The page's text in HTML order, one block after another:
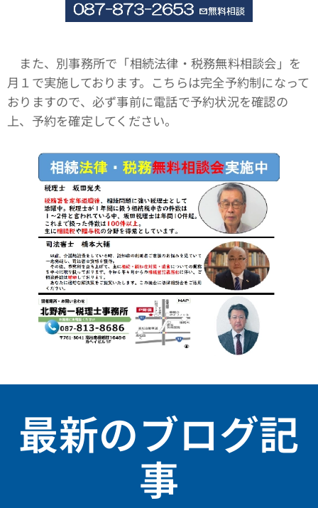
また、別事務所で「相続法律・税務無料相談会」を
月１で実施しております。こちらは完全予約制になって
おりますので、必ず事前に電話で予約状況を確認の
上、予約を確定してください。
最新のブログ記
事